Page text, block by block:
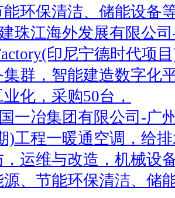
环保清洁、储能设备
珠江海外发展有限公
印尼宁德时代项
群，智能建造数字化
化，采购50台，
一冶集团有限公司-广
)工程一暖通空调，给
，运维与改造，机械设
源、节能环保清洁、储